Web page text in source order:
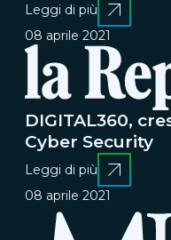
Leggi di più
08 aprile 2021
DIGITAL360,
Cyber Security
Leggi di più
08 aprile 2021